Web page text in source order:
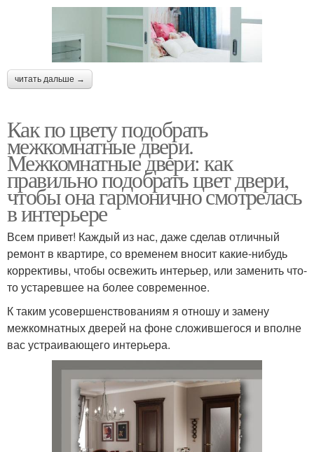
читать дальше →
Как по цвету подобрать
межкомнатные двери.
Межкомнатные двери: как
правильно подобрать цвет двери,
чтобы она гармонично смотрелась
в интерьере
Всем привет! Каждый из нас, даже сделав отличный
ремонт в квартире, со временем вносит какие-нибудь
коррективы, чтобы освежить интерьер, или заменить что-
то устаревшее на более современное.
К таким усовершенствованиям я отношу и замену
межкомнатных дверей на фоне сложившегося и вполне
вас устраивающего интерьера.